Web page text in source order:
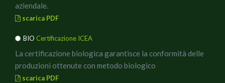
delle briciole di Ricotta affumicata.
In abbinamento un buon vino dealcolizzato, ideale anche
Buon Appetito!!
aziendale.
scarica PDF
BIO Certificazione ICEA
La certificazione biologica garantisce la conformità delle
produzioni ottenute con metodo biologico
scarica PDF